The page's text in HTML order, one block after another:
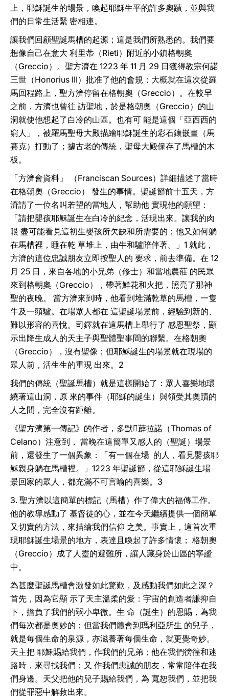
上，耶穌誕生的場景，喚起耶穌生平的許多奧蹟，並與我
們的日常生活緊 密相連。
讓我們回顧聖誕馬槽的起源；這是我們所熟悉的。我們要
想像自己在意大 利里蒂（Rieti）附近的小鎮格朝奧
（Greccio）。聖方濟在 1223 年 11 月 29 日獲得教宗何諾
三世（Honorius III）批准了他的會規；大概就在這次從羅
馬回程路上，聖方濟停留在格朝奧（Greccio）。在較早
之前，方濟也曾往 訪聖地，於是格朝奧（Greccio）的山
洞就使他想起了白冷的山區。也有可 能是這個「亞西西的
窮人」，被羅馬聖母大殿描繪耶穌誕生的彩石鑲嵌畫（馬
賽克）打動了；據古老的傳統，聖母大殿保存了馬槽的木
板。
「方濟會資料」 （Franciscan Sources）詳細描述了當時
在格朝奧（Greccio） 發生的事情。聖誕節前十五天，方
濟請了一位名叫若望的當地人，幫助他 實現他的願望：
「請把嬰孩耶穌誕生在白冷的紀念，活現出來。讓我的肉
眼 盡可能看見這初生嬰孩所欠缺和所需要的；他又如何躺
在馬槽裡，睡在乾 草堆上，由牛和驢陪伴著。」1 就此，
方濟的這位忠誠朋友立即按聖人的 要求，前去準備。在 12
月 25 日，來自各地的小兄弟（修士）和當地農莊 的民眾
來到格朝奧（Greccio），帶著鮮花和火把，照亮了那神
聖的夜晚。 當方濟來到時，他看到堆滿乾草的馬槽，一隻
牛及一頭驢。在場眾人都在 這聖誕場景前，經驗到新的、
難以形容的喜悅。司鐸就在這馬槽上舉行了 感恩聖祭，顯
示出降生成人的天主子與聖體聖事間的聯繫。在格朝奧
（Greccio），沒有聖像；但耶穌誕生的場景就在現場的
眾人前，活生生的重現 出來。2
我們的傳統（聖誕馬槽）就是這樣開始了：眾人喜樂地環
繞著這山洞，原 來的事件（耶穌的誕生）與領受其奧蹟的
人之間，完全沒有距離。
《聖方濟第一傳記》的作者，多默薜拉諾（Thomas of
Celano）注意到， 當晚在這簡單又感人的（聖誕）場景
前，還發生了一個異象：「有一個在場 的人，看見嬰孩耶
穌親身躺在馬槽裡。」1223 年聖誕節，從這耶穌誕生場
景回家的眾人，都充滿不可言喻的喜樂。3
3. 聖方濟以這簡單的標記（馬槽）作了偉大的福傳工作。
他的教導感動了 基督徒的心，並在今天繼續提供一個簡單
又切實的方法，來描繪我們信仰 之美。事實上，這首次重
現耶穌誕生場景的地方，表達且喚起了許多情懷； 格朝奧
（Greccio）成了人靈的避難所，讓人藏身於山區的寧謐
中。
為甚麼聖誕馬槽會激發如此驚歎，及感動我們如此之深？
首先，因為它顯 示了天主溫柔的愛：宇宙的創造者謙抑自
下，擔負了我們的弱小卑微。生 命（誕生）的恩賜，為我
們每次都是奧妙的；但當我們體會到瑪利亞所生 的兒子，
就是每個生命的泉源，亦滋養著每個生命，就更覺奇妙。
天主把 耶穌賜給我們，作我們的兄弟；他在我們徬徨和迷
路時，來尋找我們；又 作我們忠誠的朋友，常常陪伴在我
們身邊。天父把他的兒子賜給我們，為 寬恕我們，並把我
們從罪惡中解救出來。